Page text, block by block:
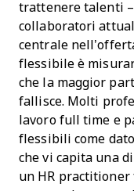
trattenere talenti
collaboratori
centrale
flessibile è
che la maggior
fallisce. Molti
lavoro full time e
flessibili come
che vi capita una
un HR practitioner